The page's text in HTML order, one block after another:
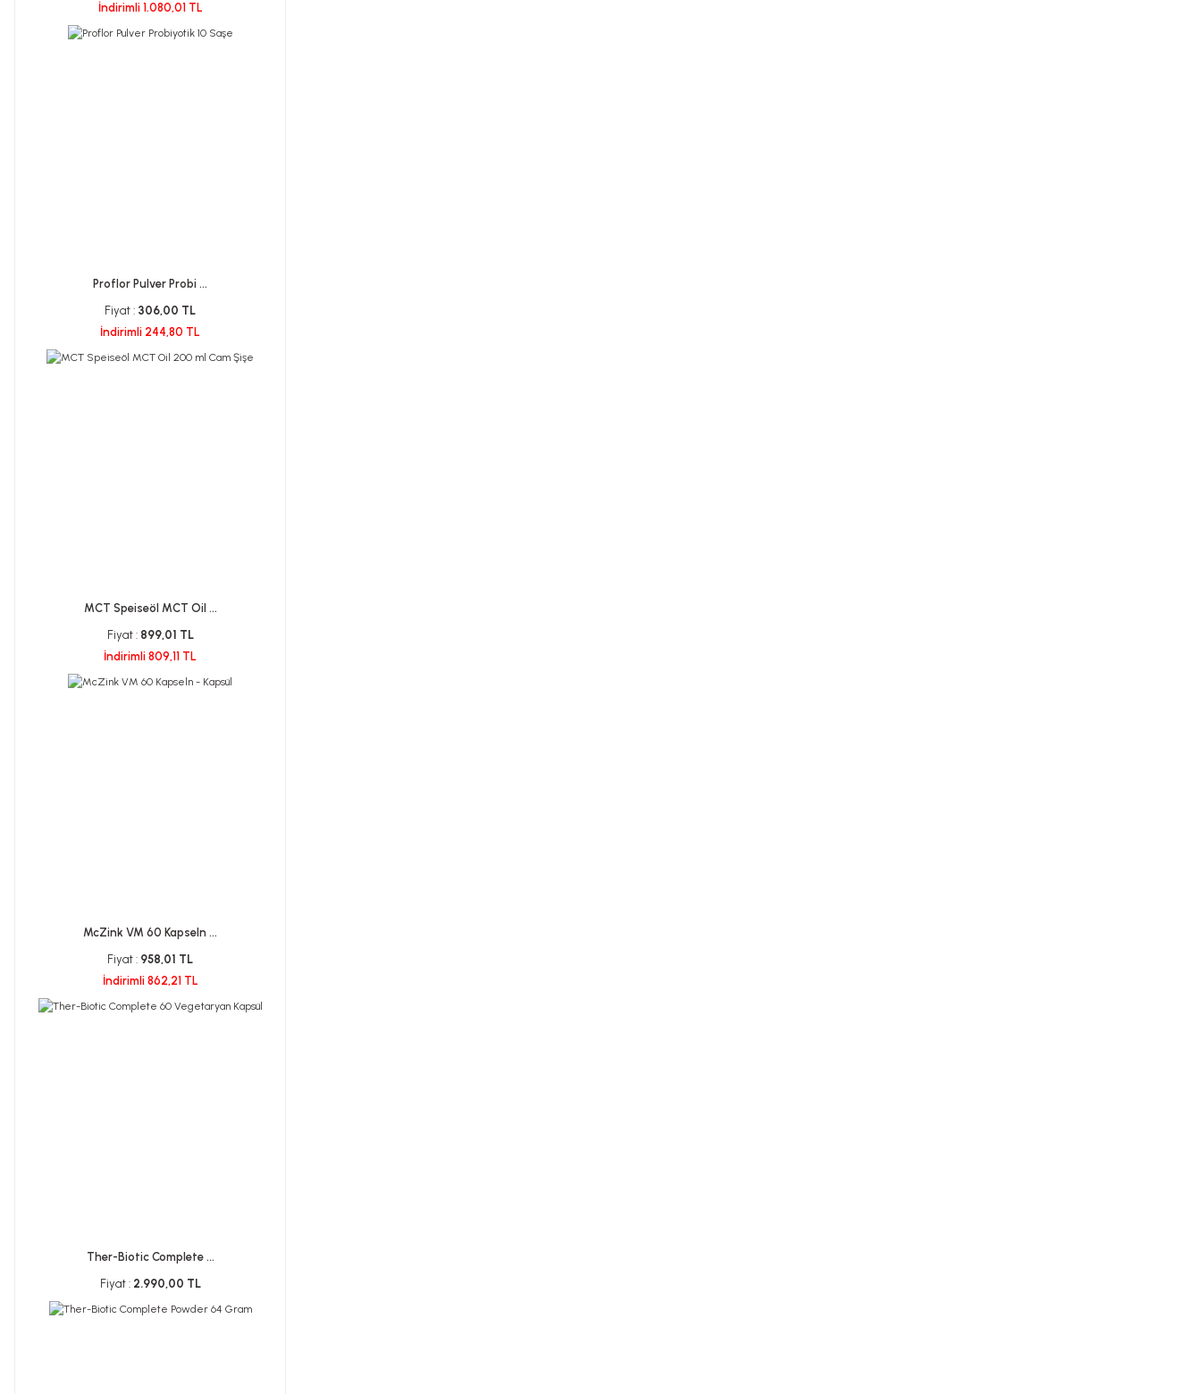
İndirimli 1.080,01 TL
Proflor Pulver Probi ...
Fiyat : 306,00 TL
İndirimli 244,80 TL
MCT Speiseöl MCT Oil ...
Fiyat : 899,01 TL
İndirimli 809,11 TL
McZink VM 60 Kapseln ...
Fiyat : 958,01 TL
İndirimli 862,21 TL
Ther-Biotic Complete ...
Fiyat : 2.990,00 TL